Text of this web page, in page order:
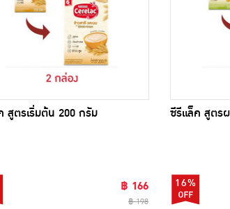
สูตรเริ่มต้น 200 กรัม
฿ 166
฿ 198
ซีรีแล็ค สูตร
16%